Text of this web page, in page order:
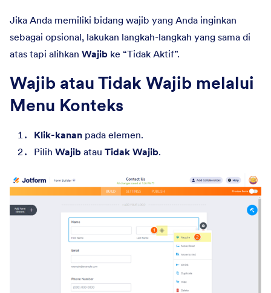
Jika Anda memiliki bidang wajib yang Anda inginkan
sebagai opsional, lakukan langkah-langkah yang sama di
atas tapi alihkan Wajib ke “Tidak Aktif”.
Wajib atau Tidak Wajib melalui
Menu Konteks
Klik-kanan pada elemen.
Pilih Wajib atau Tidak Wajib.